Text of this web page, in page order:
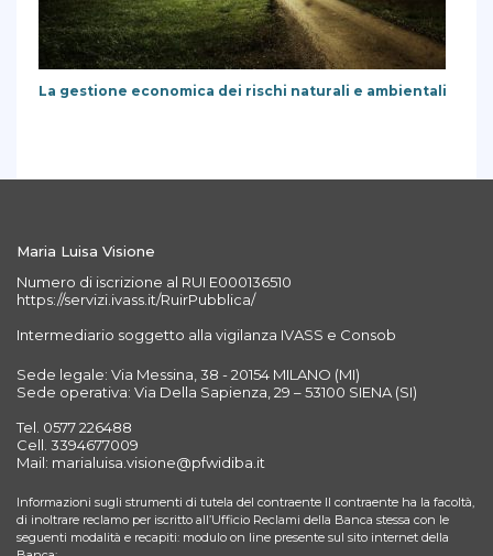
La gestione economica dei rischi naturali e ambientali
Maria Luisa Visione
Numero di iscrizione al RUI E000136510
https://servizi.ivass.it/RuirPubblica/
Intermediario soggetto alla vigilanza IVASS e Consob
Sede legale: Via Messina, 38 - 20154 MILANO (MI)
Sede operativa: Via Della Sapienza, 29 – 53100 SIENA (SI)
Tel. 0577 226488
Cell. 3394677009
Mail: marialuisa.visione@pfwidiba.it
Informazioni sugli strumenti di tutela del contraente Il contraente ha la facoltà,
di inoltrare reclamo per iscritto all’Ufficio Reclami della Banca stessa con le
seguenti modalità e recapiti: modulo on line presente sul sito internet della